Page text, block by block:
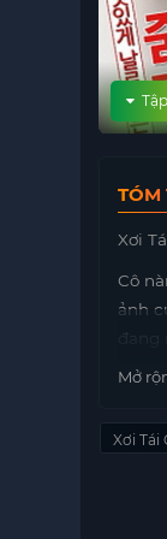
TÓM
Xơi
Cô
ảnh
vẻ
Mở
Xơi Tái